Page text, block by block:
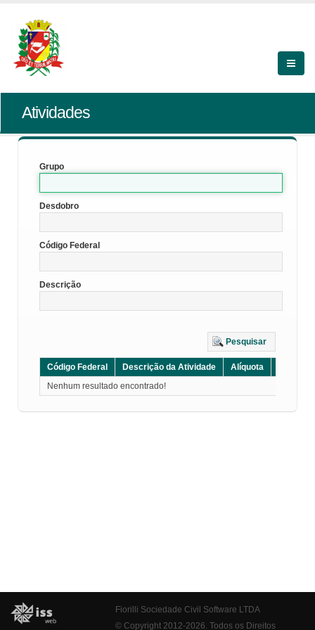
Atividades
Grupo
Desdobro
Código Federal
Descrição
Pesquisar
Código Federal Descrição da Atividade Alíquota
Nenhum resultado encontrado!
Fiorilli Sociedade Civil Software LTDA
© Copyright 2012-2026. Todos os Direitos